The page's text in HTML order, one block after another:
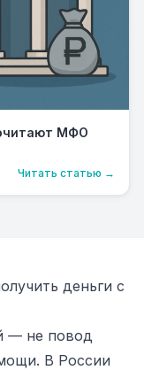
МФО
Читать статью →
деньги с
— не повод
В России